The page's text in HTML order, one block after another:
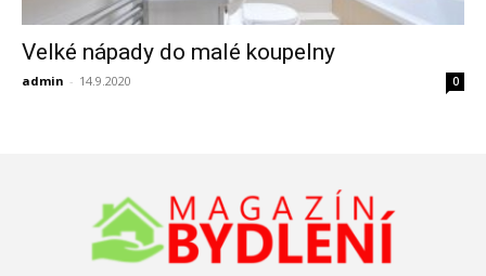
Velké nápady do malé koupelny
admin - 14.9.2020 0